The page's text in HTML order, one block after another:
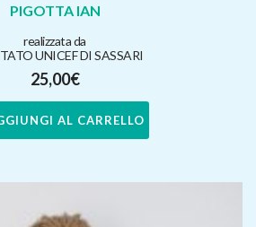
PIGOTTA IAN
realizzata da
UNICEF DI SASSARI
25,00€
AL CARRELLO